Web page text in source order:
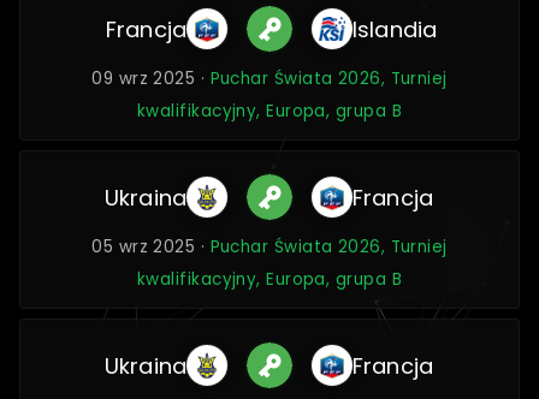
Francja Islandia
09 wrz 2025 · Puchar Świata 2026, Turniej
kwalifikacyjny, Europa, grupa B
Ukraina Francja
05 wrz 2025 · Puchar Świata 2026, Turniej
kwalifikacyjny, Europa, grupa B
Ukraina Francja